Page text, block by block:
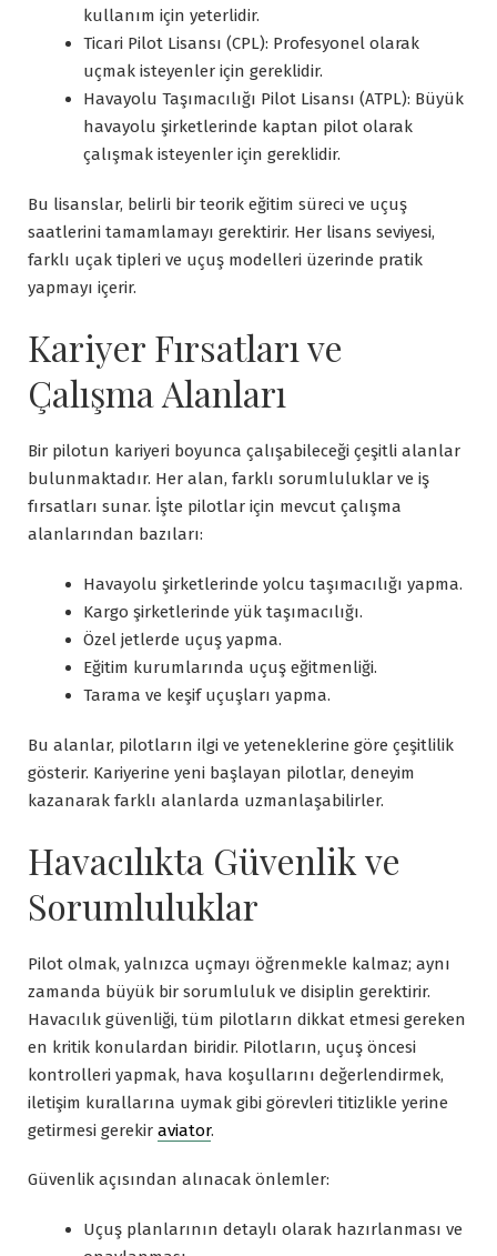
kullanım için yeterlidir.
Ticari Pilot Lisansı (CPL): Profesyonel olarak
uçmak isteyenler için gereklidir.
Havayolu Taşımacılığı Pilot Lisansı (ATPL): Büyük
havayolu şirketlerinde kaptan pilot olarak
çalışmak isteyenler için gereklidir.
Bu lisanslar, belirli bir teorik eğitim süreci ve uçuş
saatlerini tamamlamayı gerektirir. Her lisans seviyesi,
farklı uçak tipleri ve uçuş modelleri üzerinde pratik
yapmayı içerir.
Kariyer Fırsatları ve
Çalışma Alanları
Bir pilotun kariyeri boyunca çalışabileceği çeşitli alanlar
bulunmaktadır. Her alan, farklı sorumluluklar ve iş
fırsatları sunar. İşte pilotlar için mevcut çalışma
alanlarından bazıları:
Havayolu şirketlerinde yolcu taşımacılığı yapma.
Kargo şirketlerinde yük taşımacılığı.
Özel jetlerde uçuş yapma.
Eğitim kurumlarında uçuş eğitmenliği.
Tarama ve keşif uçuşları yapma.
Bu alanlar, pilotların ilgi ve yeteneklerine göre çeşitlilik
gösterir. Kariyerine yeni başlayan pilotlar, deneyim
kazanarak farklı alanlarda uzmanlaşabilirler.
Havacılıkta Güvenlik ve
Sorumluluklar
Pilot olmak, yalnızca uçmayı öğrenmekle kalmaz; aynı
zamanda büyük bir sorumluluk ve disiplin gerektirir.
Havacılık güvenliği, tüm pilotların dikkat etmesi gereken
en kritik konulardan biridir. Pilotların, uçuş öncesi
kontrolleri yapmak, hava koşullarını değerlendirmek,
iletişim kurallarına uymak gibi görevleri titizlikle yerine
getirmesi gerekir aviator.
Güvenlik açısından alınacak önlemler:
Uçuş planlarının detaylı olarak hazırlanması ve